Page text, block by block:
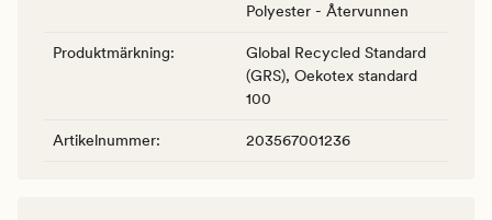
Polyester - Återvunnen
Produktmärkning:
Global Recycled Standard
(GRS), Oekotex standard
100
Artikelnummer: 203567001236